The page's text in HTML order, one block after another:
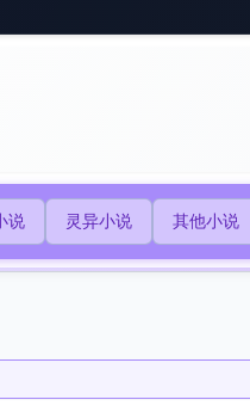
说 灵异小说 其他小说